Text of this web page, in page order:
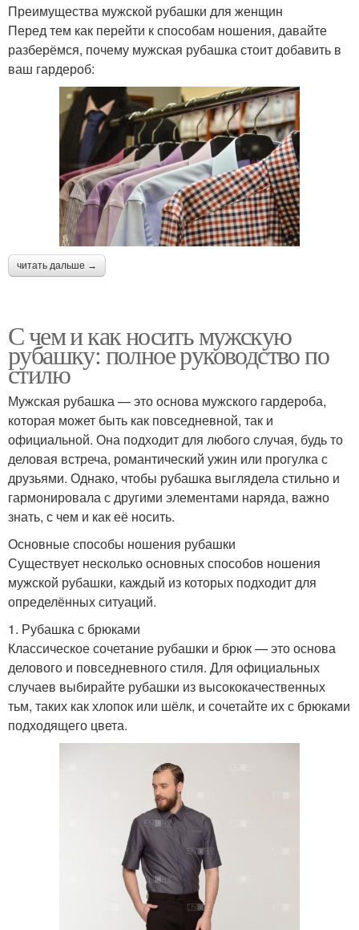
Преимущества мужской рубашки для женщин
Перед тем как перейти к способам ношения, давайте
разберёмся, почему мужская рубашка стоит добавить в
ваш гардероб:
читать дальше →
С чем и как носить мужскую
рубашку: полное руководство по
стилю
Мужская рубашка — это основа мужского гардероба,
которая может быть как повседневной, так и
официальной. Она подходит для любого случая, будь то
деловая встреча, романтический ужин или прогулка с
друзьями. Однако, чтобы рубашка выглядела стильно и
гармонировала с другими элементами наряда, важно
знать, с чем и как её носить.
Основные способы ношения рубашки
Существует несколько основных способов ношения
мужской рубашки, каждый из которых подходит для
определённых ситуаций.
1. Рубашка с брюками
Классическое сочетание рубашки и брюк — это основа
делового и повседневного стиля. Для официальных
случаев выбирайте рубашки из высококачественных
тьм, таких как хлопок или шёлк, и сочетайте их с брюками
подходящего цвета.